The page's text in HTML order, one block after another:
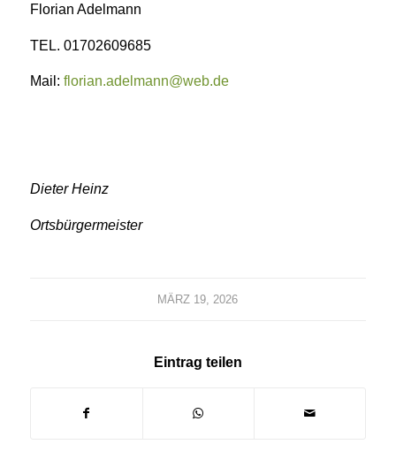
Florian Adelmann
TEL. 01702609685
Mail: florian.adelmann@web.de
Dieter Heinz
Ortsbürgermeister
MÄRZ 19, 2026
Eintrag teilen